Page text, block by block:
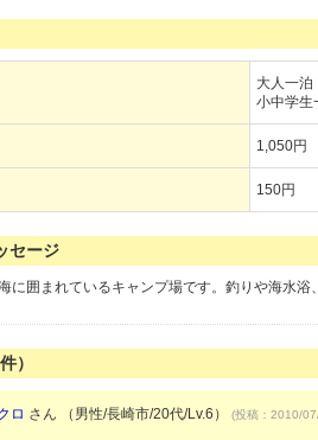
大人一
小中学
1,050円
150円
セージ
に囲まれているキャンプ場です。釣りや海水
件）
ロ さん （男性/長崎市/20代/Lv.6） (投稿：2010/